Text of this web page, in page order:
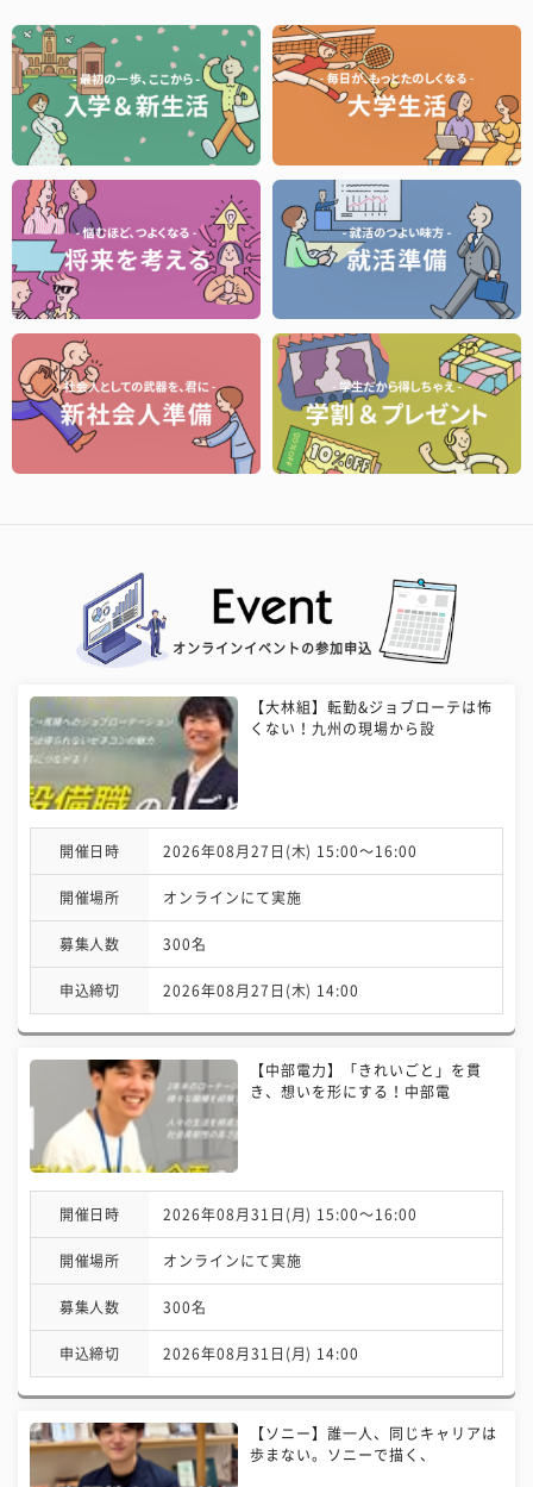
オンラインイベントの参加申込
【大林組】転勤&ジョブローテは怖
くない！九州の現場から設
開催日時 2026年08月27日(木) 15:00〜16:00
開催場所 オンラインにて実施
募集人数 300名
申込締切 2026年08月27日(木) 14:00
【中部電力】「きれいごと」を貫
き、想いを形にする！中部電
開催日時 2026年08月31日(月) 15:00〜16:00
開催場所 オンラインにて実施
募集人数 300名
申込締切 2026年08月31日(月) 14:00
【ソニー】誰一人、同じキャリアは
歩まない。ソニーで描く、